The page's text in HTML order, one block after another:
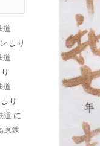
道
より
道
道
より
道 に
原鉄